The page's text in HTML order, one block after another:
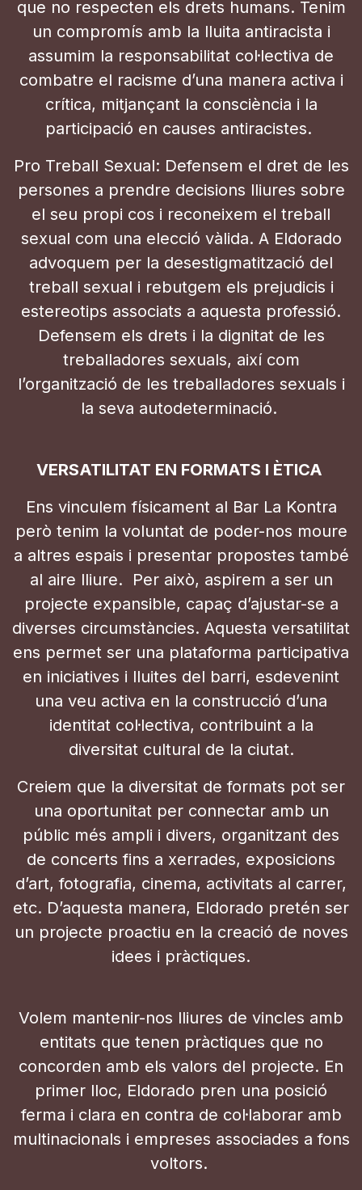
que no respecten els drets humans. Tenim
un compromís amb la lluita antiracista i
assumim la responsabilitat col·lectiva de
combatre el racisme d’una manera activa i
crítica, mitjançant la consciència i la
participació en causes antiracistes.
Pro Treball Sexual: Defensem el dret de les
persones a prendre decisions lliures sobre
el seu propi cos i reconeixem el treball
sexual com una elecció vàlida. A Eldorado
advoquem per la desestigmatització del
treball sexual i rebutgem els prejudicis i
estereotips associats a aquesta professió.
Defensem els drets i la dignitat de les
treballadores sexuals, així com
l’organització de les treballadores sexuals i
la seva autodeterminació.
VERSATILITAT EN FORMATS I ÈTICA
Ens vinculem físicament al Bar La Kontra
però tenim la voluntat de poder-nos moure
a altres espais i presentar propostes també
al aire lliure. Per això, aspirem a ser un
projecte expansible, capaç d’ajustar-se a
diverses circumstàncies. Aquesta versatilitat
ens permet ser una plataforma participativa
en iniciatives i lluites del barri, esdevenint
una veu activa en la construcció d’una
identitat col·lectiva, contribuint a la
diversitat cultural de la ciutat.
Creiem que la diversitat de formats pot ser
una oportunitat per connectar amb un
públic més ampli i divers, organitzant des
de concerts fins a xerrades, exposicions
d’art, fotografia, cinema, activitats al carrer,
etc. D’aquesta manera, Eldorado pretén ser
un projecte proactiu en la creació de noves
idees i pràctiques.
Volem mantenir-nos lliures de vincles amb
entitats que tenen pràctiques que no
concorden amb els valors del projecte. En
primer lloc, Eldorado pren una posició
ferma i clara en contra de col·laborar amb
multinacionals i empreses associades a fons
voltors.